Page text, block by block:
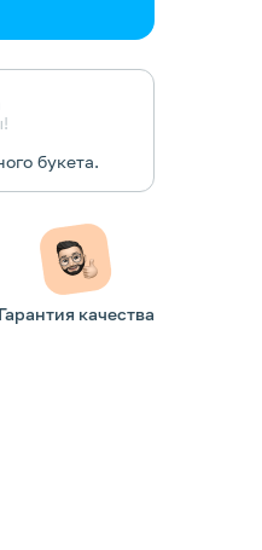
букета.
Гарантия качества